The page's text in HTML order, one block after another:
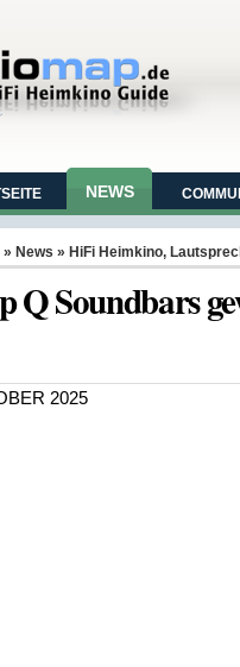
NEWS
» News » HiFi Heimkino,
Q Soundbars
2025